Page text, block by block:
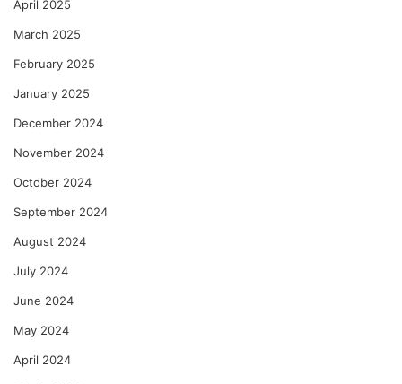
April 2025
March 2025
February 2025
January 2025
December 2024
November 2024
October 2024
September 2024
August 2024
July 2024
June 2024
May 2024
April 2024